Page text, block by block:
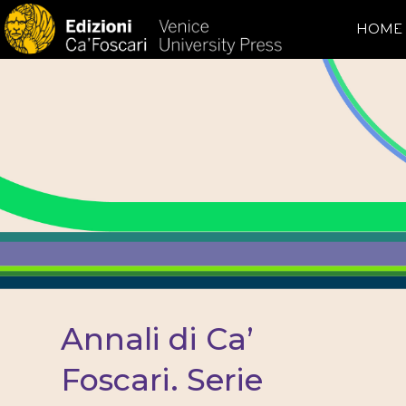
HOME
Annali di Ca’
Foscari. Serie